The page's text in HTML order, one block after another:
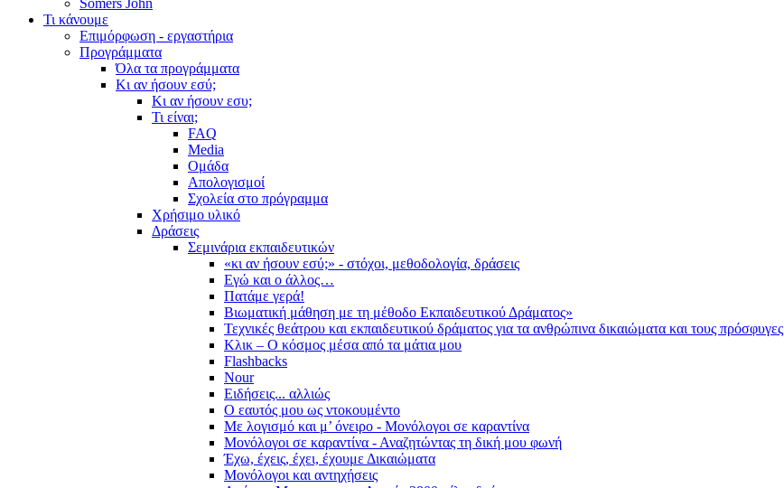
Somers John
Τι κάνουμε
Επιμόρφωση - εργαστήρια
Προγράμματα
Όλα τα προγράμματα
Κι αν ήσουν εσύ;
Κι αν ήσουν εσυ;
Τι είναι;
FAQ
Media
Ομάδα
Απολογισμοί
Σχολεία στο πρόγραμμα
Χρήσιμο υλικό
Δράσεις
Σεμινάρια εκπαιδευτικών
«κι αν ήσουν εσύ;» - στόχοι, μεθοδολογία, δράσεις
Εγώ και ο άλλος…
Πατάμε γερά!
Βιωματική μάθηση με τη μέθοδο Εκπαιδευτικού Δράματος»
Τεχνικές θεάτρου και εκπαιδευτικού δράματος για τα ανθρώπινα δικαιώματα και τους πρόσφυγες
Κλικ – Ο κόσμος μέσα από τα μάτια μου
Flashbacks
Nour
Ειδήσεις... αλλιώς
Ο εαυτός μου ως ντοκουμέντο
Με λογισμό και μ’ όνειρο - Μονόλογοι σε καραντίνα
Μονόλογοι σε καραντίνα - Αναζητώντας τη δική μου φωνή
Έχω, έχεις, έχει, έχουμε Δικαιώματα
Μονόλογοι και αντηχήσεις